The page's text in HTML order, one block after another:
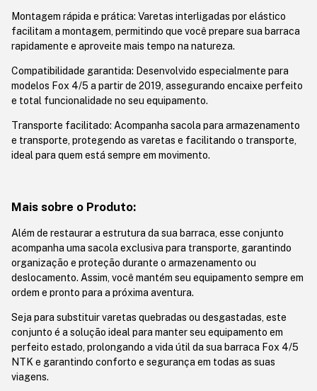
Montagem rápida e prática: Varetas interligadas por elástico
facilitam a montagem, permitindo que você prepare sua barraca
rapidamente e aproveite mais tempo na natureza.
Compatibilidade garantida: Desenvolvido especialmente para
modelos Fox 4/5 a partir de 2019, assegurando encaixe perfeito
e total funcionalidade no seu equipamento.
Transporte facilitado: Acompanha sacola para armazenamento
e transporte, protegendo as varetas e facilitando o transporte,
ideal para quem está sempre em movimento.
Mais sobre o Produto:
Além de restaurar a estrutura da sua barraca, esse conjunto
acompanha uma sacola exclusiva para transporte, garantindo
organização e proteção durante o armazenamento ou
deslocamento. Assim, você mantém seu equipamento sempre em
ordem e pronto para a próxima aventura.
Seja para substituir varetas quebradas ou desgastadas, este
conjunto é a solução ideal para manter seu equipamento em
perfeito estado, prolongando a vida útil da sua barraca Fox 4/5
NTK e garantindo conforto e segurança em todas as suas
viagens.